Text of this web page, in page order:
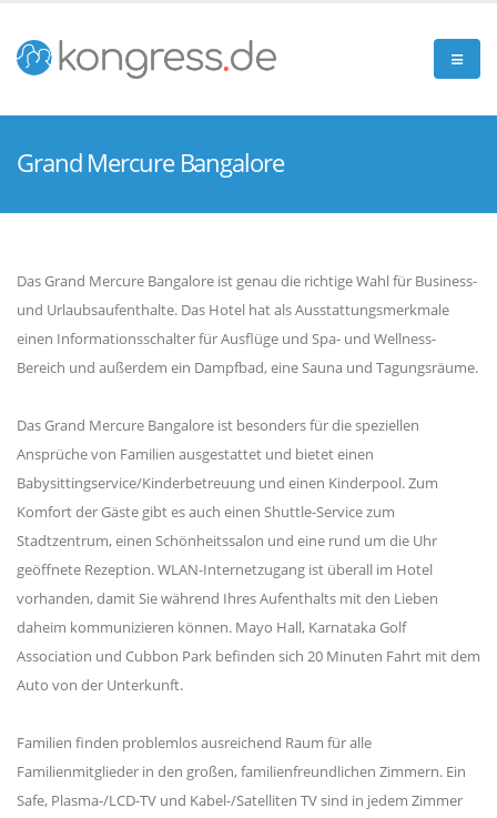
Grand Mercure Bangalore
Das Grand Mercure Bangalore ist genau die richtige Wahl für Business-
und Urlaubsaufenthalte. Das Hotel hat als Ausstattungsmerkmale
einen Informationsschalter für Ausflüge und Spa- und Wellness-
Bereich und außerdem ein Dampfbad, eine Sauna und Tagungsräume.
Das Grand Mercure Bangalore ist besonders für die speziellen
Ansprüche von Familien ausgestattet und bietet einen
Babysittingservice/Kinderbetreuung und einen Kinderpool. Zum
Komfort der Gäste gibt es auch einen Shuttle-Service zum
Stadtzentrum, einen Schönheitssalon und eine rund um die Uhr
geöffnete Rezeption. WLAN-Internetzugang ist überall im Hotel
vorhanden, damit Sie während Ihres Aufenthalts mit den Lieben
daheim kommunizieren können. Mayo Hall, Karnataka Golf
Association und Cubbon Park befinden sich 20 Minuten Fahrt mit dem
Auto von der Unterkunft.
Familien finden problemlos ausreichend Raum für alle
Familienmitglieder in den großen, familienfreundlichen Zimmern. Ein
Safe, Plasma-/LCD-TV und Kabel-/Satelliten TV sind in jedem Zimmer